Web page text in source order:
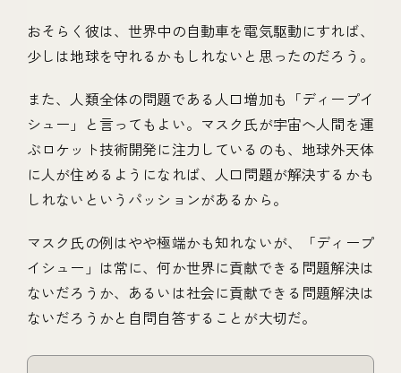
おそらく彼は、世界中の自動車を電気駆動にすれば、
少しは地球を守れるかもしれないと思ったのだろう。
また、人類全体の問題である人口増加も「ディープイ
シュー」と言ってもよい。マスク氏が宇宙へ人間を運
ぶロケット技術開発に注力しているのも、地球外天体
に人が住めるようになれば、人口問題が解決するかも
しれないというパッションがあるから。
マスク氏の例はやや極端かも知れないが、「ディープ
イシュー」は常に、何か世界に貢献できる問題解決は
ないだろうか、あるいは社会に貢献できる問題解決は
ないだろうかと自問自答することが大切だ。